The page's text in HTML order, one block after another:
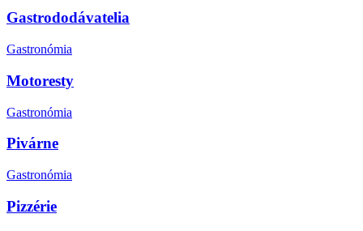
Gastrododávatelia
Gastronómia
Motoresty
Gastronómia
Pivárne
Gastronómia
Pizzérie